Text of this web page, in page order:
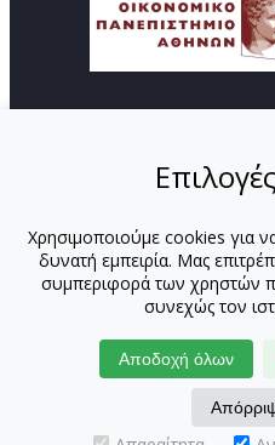
ΑΠΟΣΤΟΛΗ
ΠΡΟΓΡΑΜΜΑΤΑ
ΕΚΠΑΙΔΕΥΤΕΣ
ΕΚΠΑΙΔΕΥΤΕΣ-
ΕΚΠΑΙΔΕΥΤΕΣ-
ΕΝΔΟΕΤΑΙΡΙΚΑ
Χρησιμοποιούμε cookies για
δυνατή εμπειρία. Μας
συμπεριφορά των χρηστών
συνεχώς τον
Αποδοχή όλων